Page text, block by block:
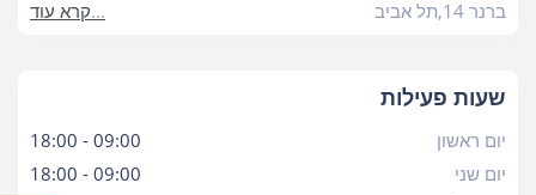
ברנר 14,תל אביב
קרא עוד
שעות פעילות
יום ראשון
09:00 - 18:00
יום שני
09:00 - 18:00